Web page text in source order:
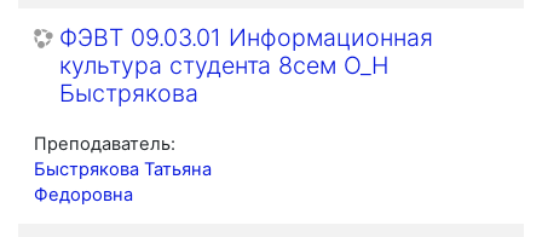
ФЭВТ 09.03.01 Информационная
культура студента 8сем О_Н
Быстрякова
Преподаватель:
Быстрякова Татьяна
Федоровна